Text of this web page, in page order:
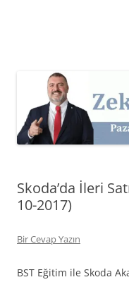
Skoda’da İleri
10-2017)
Bir Cevap Yazın
BST Eğitim ile Skoda